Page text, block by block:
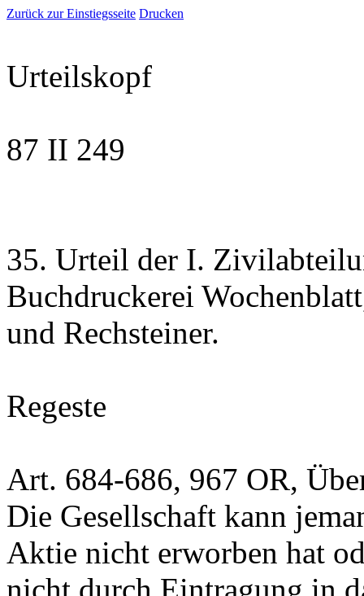
Zurück zur Einstiegsseite Drucken
Urteilskopf
87 II 249
35. Urteil der I.
Buchdruckerei
und Rechsteiner.
Regeste
Art. 684-686, 967 OR,
Die Gesellschaft kann
Aktie nicht erworben hat